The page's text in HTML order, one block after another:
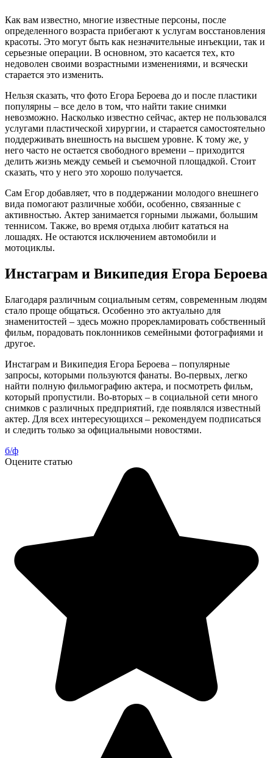
Как вам известно, многие известные персоны, после
определенного возраста прибегают к услугам восстановления
красоты. Это могут быть как незначительные инъекции, так и
серьезные операции. В основном, это касается тех, кто
недоволен своими возрастными изменениями, и всячески
старается это изменить.
Нельзя сказать, что фото Егора Бероева до и после пластики
популярны – все дело в том, что найти такие снимки
невозможно. Насколько известно сейчас, актер не пользовался
услугами пластической хирургии, и старается самостоятельно
поддерживать внешность на высшем уровне. К тому же, у
него часто не остается свободного времени – приходится
делить жизнь между семьей и съемочной площадкой. Стоит
сказать, что у него это хорошо получается.
Сам Егор добавляет, что в поддержании молодого внешнего
вида помогают различные хобби, особенно, связанные с
активностью. Актер занимается горными лыжами, большим
теннисом. Также, во время отдыха любит кататься на
лошадях. Не остаются исключением автомобили и
мотоциклы.
Инстаграм и Википедия Егора Бероева
Благодаря различным социальным сетям, современным людям
стало проще общаться. Особенно это актуально для
знаменитостей – здесь можно прорекламировать собственный
фильм, порадовать поклонников семейными фотографиями и
другое.
Инстаграм и Википедия Егора Бероева – популярные
запросы, которыми пользуются фанаты. Во-первых, легко
найти полную фильмографию актера, и посмотреть фильм,
который пропустили. Во-вторых – в социальной сети много
снимков с различных предприятий, где появлялся известный
актер. Для всех интересующихся – рекомендуем подписаться
и следить только за официальными новостями.
б/ф
Оцените статью